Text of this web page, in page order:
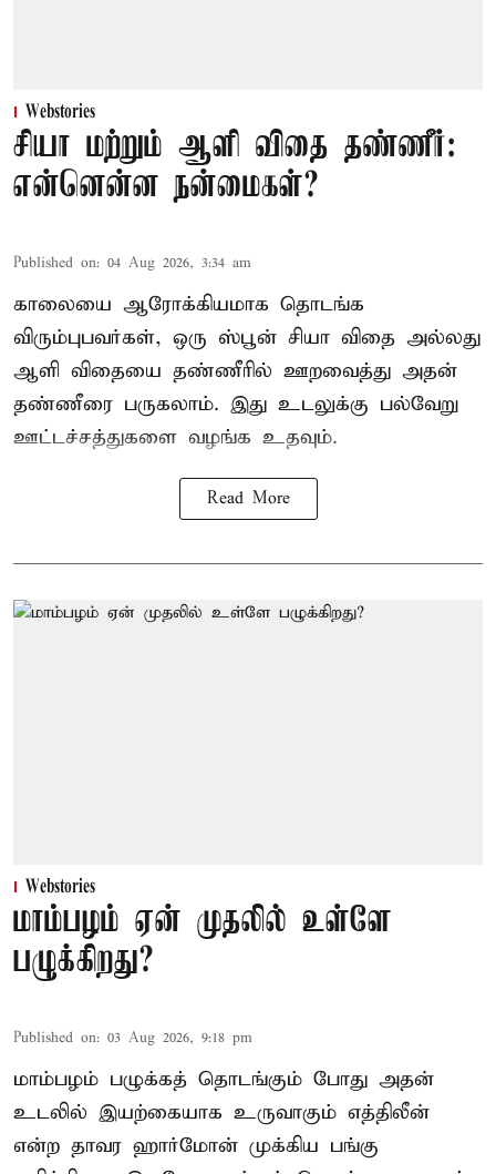
Webstories
சியா மற்றும் ஆளி விதை தண்ணீர்:
என்னென்ன நன்மைகள்?
Published on: 04 Aug 2026, 3:34 am
காலையை ஆரோக்கியமாக தொடங்க
விரும்புபவர்கள், ஒரு ஸ்பூன் சியா விதை அல்லது
ஆளி விதையை தண்ணீரில் ஊறவைத்து அதன்
தண்ணீரை பருகலாம். இது உடலுக்கு பல்வேறு
ஊட்டச்சத்துகளை வழங்க உதவும்.
Read More
Webstories
மாம்பழம் ஏன் முதலில் உள்ளே
பழுக்கிறது?
Published on: 03 Aug 2026, 9:18 pm
மாம்பழம் பழுக்கத் தொடங்கும் போது அதன்
உடலில் இயற்கையாக உருவாகும் எத்திலீன்
என்ற தாவர ஹார்மோன் முக்கிய பங்கு